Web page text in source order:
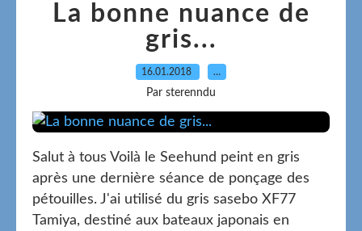
La bonne nuance de
gris...
16.01.2018 …
Par sterenndu
Salut à tous Voilà le Seehund peint en gris
après une dernière séance de ponçage des
pétouilles. J'ai utilisé du gris sasebo XF77
Tamiya, destiné aux bateaux japonais en